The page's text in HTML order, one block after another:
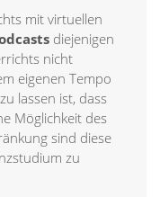
mit virtuellen
diejenigen
nicht
eigenen Tempo
lassen ist, dass
Möglichkeit des
sind diese
zu